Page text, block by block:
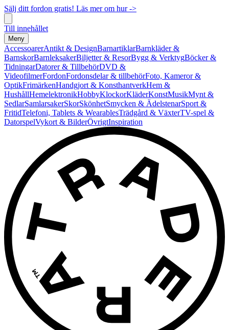
Sälj ditt fordon gratis! Läs mer om hur ->
Till innehållet
Meny
AccessoarerAntikt & DesignBarnartiklarBarnkläder &
BarnskorBarnleksakerBiljetter & ResorBygg & VerktygBöcker &
TidningarDatorer & TillbehörDVD &
VideofilmerFordonFordonsdelar & tillbehörFoto, Kameror &
OptikFrimärkenHandgjort & KonsthantverkHem &
HushållHemelektronikHobbyKlockorKläderKonstMusikMynt &
SedlarSamlarsakerSkorSkönhetSmycken & ÄdelstenarSport &
FritidTelefoni, Tablets & WearablesTrädgård & VäxterTV-spel &
DatorspelVykort & BilderÖvrigtInspiration